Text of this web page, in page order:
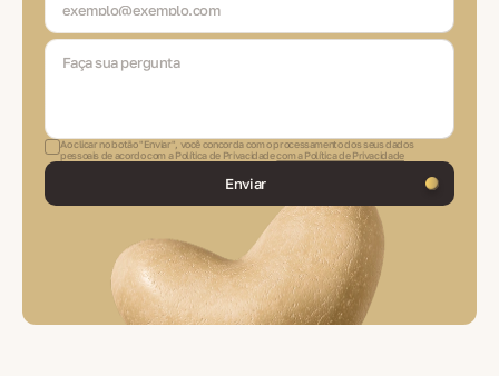
Ao clicar no botão "Enviar", você concorda com o processamento dos seus dados
pessoais de acordo com a Política de Privacidadecom a Política de Privacidade
Enviar